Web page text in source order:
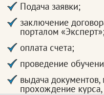
Подача заявки;
заключение
порталом «Эксперт»;
оплата счета;
проведение
выдача
прохождение